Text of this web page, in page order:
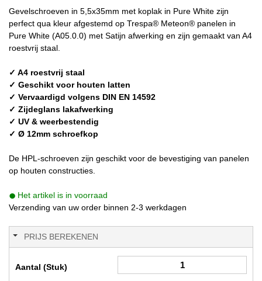
Gevelschroeven in 5,5x35mm met koplak in Pure White zijn
perfect qua kleur afgestemd op Trespa® Meteon® panelen in
Pure White (A05.0.0) met Satijn afwerking en zijn gemaakt van A4
roestvrij staal.
✓ A4 roestvrij staal
✓ Geschikt voor houten latten
✓ Vervaardigd volgens DIN EN 14592
✓ Zijdeglans lakafwerking
✓ UV & weerbestendig
✓ Ø 12mm schroefkop
De HPL-schroeven zijn geschikt voor de bevestiging van panelen
op houten constructies.
Het artikel is in voorraad
Verzending van uw order binnen 2-3 werkdagen
PRIJS BEREKENEN
Aantal (Stuk)